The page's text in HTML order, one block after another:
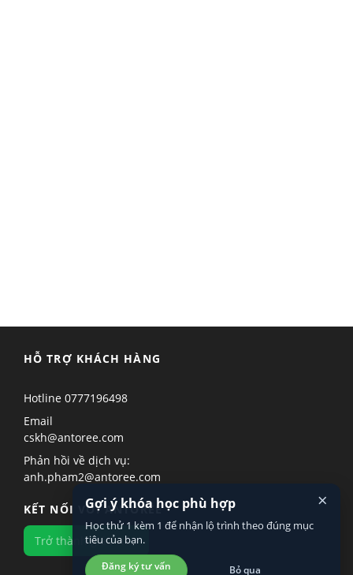
HỖ TRỢ KHÁCH HÀNG
Hotline 0777196498
Email
cskh@antoree.com
Phản hồi về dịch vụ:
anh.pham2@antoree.com
KẾT NỐI VỚI ANTOREE
Trở thành giáo viên
×
Gợi ý khóa học phù hợp
Học thử 1 kèm 1 để nhận lộ trình theo đúng mục
tiêu của bạn.
Đăng ký tư vấn Bỏ qua